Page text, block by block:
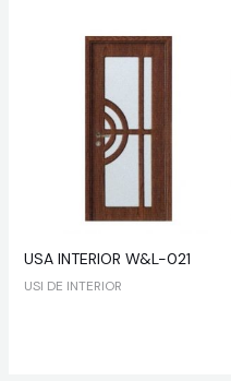
USA INTERIOR W&L-021
USI DE INTERIOR